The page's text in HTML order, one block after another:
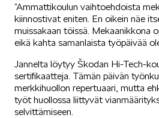
”Ammattikoulun vaihtoehdoista
kiinnostivat eniten. En oikein näe
muissakaan töissä. Mekaanikkona
eikä kahta samanlaista työpäivää
Jannelta löytyy Škodan Hi-Tech-
sertifikaatteja. Tämän päivän
merkkihuollon repertuaari, mutta
työt huollossa liittyvät
selvittämiseen.